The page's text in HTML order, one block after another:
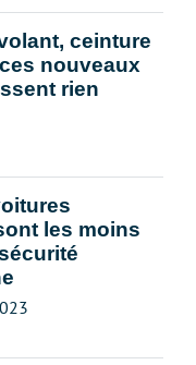
ceinture
nouveaux
rien
les moins